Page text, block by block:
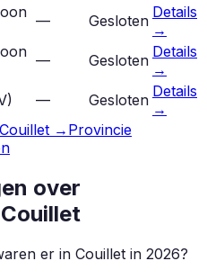
— Gesloten Details
→
— Gesloten Details
→
) — Gesloten Details
→
Couillet → Provincie
over
Couillet
er in Couillet in 2026?